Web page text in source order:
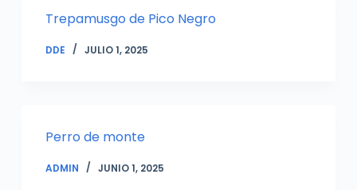
Trepamusgo de Pico Negro
DDE JULIO 1, 2025
Perro de monte
ADMIN JUNIO 1, 2025